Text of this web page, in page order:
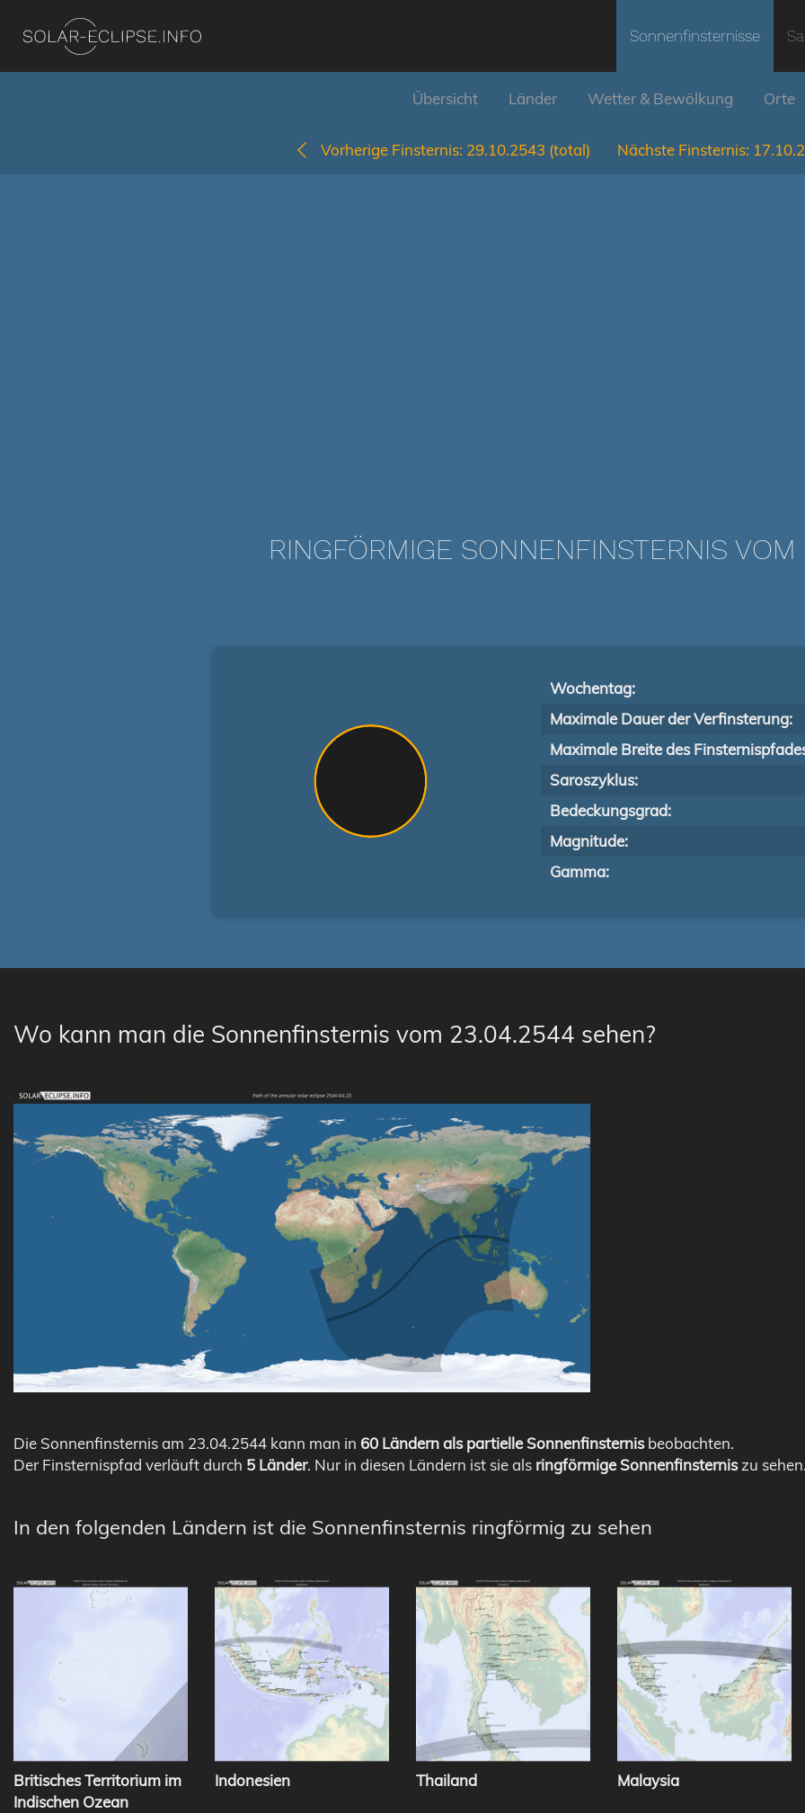
Sonnenfinsternisse
Übersicht Länder Wetter & Bewölkung Orte
Vorherige Finsternis: 29.10.2543 (total) Nächste Finsternis:
RINGFÖRMIGE SONNENFINSTERNIS
Wochentag:
Maximale Dauer der Verfinsterung:
Maximale Breite des
Saroszyklus:
Bedeckungsgrad:
Magnitude:
Gamma:
Wo kann man die Sonnenfinsternis vom 23.04.2544 sehen?
Die Sonnenfinsternis am 23.04.2544 kann man in 60 Ländern als partielle Sonnenfinsternisbeobachten.
Der Finsternispfad verläuft durch 5 Länder. Nur in diesen Ländern ist sie als ringförmige Sonnenfinsterniszu
In den folgenden Ländern ist die Sonnenfinsternis ringförmig zu sehen
Britisches Territorium im
Indischen Ozean
Indonesien Thailand Malaysia